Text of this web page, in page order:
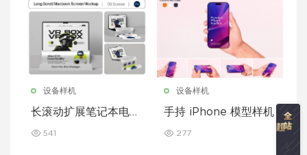
设备样机
长滚动扩展笔记本电脑
541
设备样机
手持 iPhone 模型样机
277